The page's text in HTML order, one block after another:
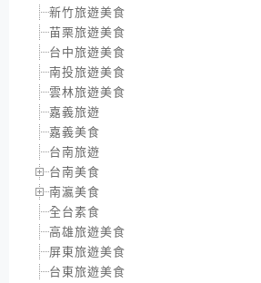
新竹旅遊美食
苗栗旅遊美食
台中旅遊美食
南投旅遊美食
雲林旅遊美食
嘉義旅遊
嘉義美食
台南旅遊
台南美食
南瀛美食
全台素食
高雄旅遊美食
屏東旅遊美食
台東旅遊美食